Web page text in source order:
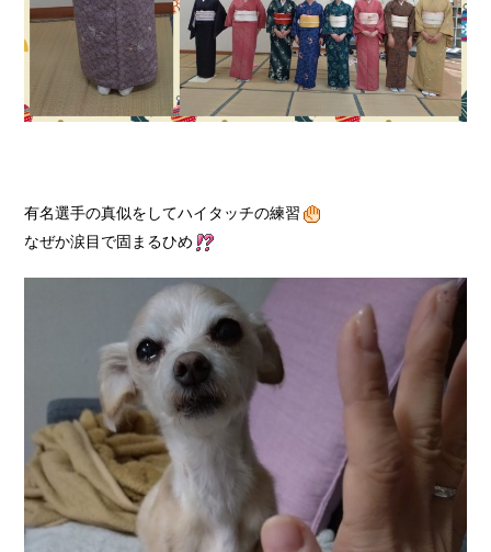
有名選手の真似をしてハイタッチの練習
なぜか涙目で固まるひめ